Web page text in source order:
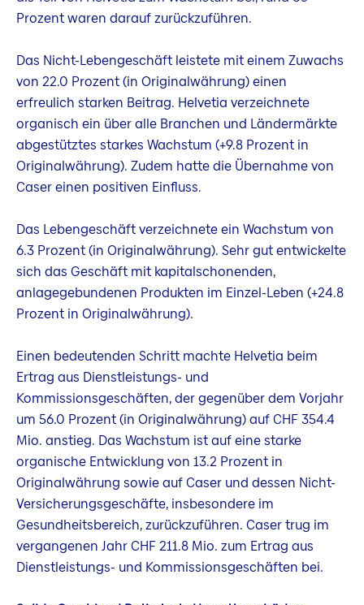
Prozent waren darauf zurückzuführen.
Das Nicht-Lebengeschäft leistete mit einem Zuwachs
von 22.0 Prozent (in Originalwährung) einen
erfreulich starken Beitrag. Helvetia verzeichnete
organisch ein über alle Branchen und Ländermärkte
abgestütztes starkes Wachstum (+9.8 Prozent in
Originalwährung). Zudem hatte die Übernahme von
Caser einen positiven Einfluss.
Das Lebengeschäft verzeichnete ein Wachstum von
6.3 Prozent (in Originalwährung). Sehr gut entwickelte
sich das Geschäft mit kapitalschonenden,
anlagegebundenen Produkten im Einzel-Leben (+24.8
Prozent in Originalwährung).
Einen bedeutenden Schritt machte Helvetia beim
Ertrag aus Dienstleistungs- und
Kommissionsgeschäften, der gegenüber dem Vorjahr
um 56.0 Prozent (in Originalwährung) auf CHF 354.4
Mio. anstieg. Das Wachstum ist auf eine starke
organische Entwicklung von 13.2 Prozent in
Originalwährung sowie auf Caser und dessen Nicht-
Versicherungsgeschäfte, insbesondere im
Gesundheitsbereich, zurückzuführen. Caser trug im
vergangenen Jahr CHF 211.8 Mio. zum Ertrag aus
Dienstleistungs- und Kommissionsgeschäften bei.